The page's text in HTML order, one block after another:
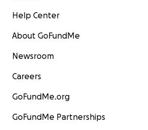
Help Center
About GoFundMe
Newsroom
Careers
GoFundMe.org
GoFundMe Partnerships